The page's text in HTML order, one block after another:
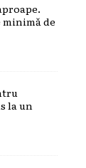
de
la un